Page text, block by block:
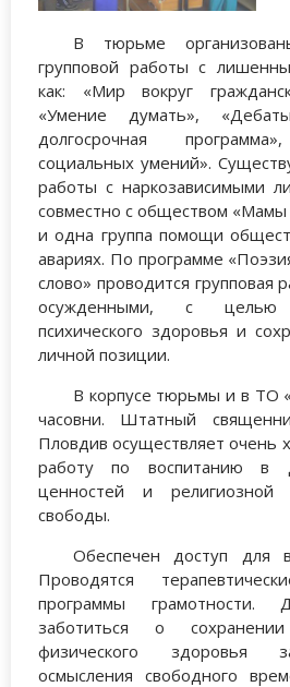
В тюрьме
групповой работы с
как: «Мир вокруг
«Умение думать»,
долгосрочная
социальных умений».
работы с наркозависимыми
совместно с обществом «Мамы
и одна группа помощи
авариях. По программе
слово» проводится групповая
осужденными, с целью
психического здоровья и
личной позиции.
В корпусе тюрьмы и в ТО
часовни. Штатный
Пловдив осуществляет очень
работу по воспитанию в
ценностей и
свободы.
Обеспечен доступ для
Проводятся
программы
заботиться о
физического здоровья
осмысления свободного